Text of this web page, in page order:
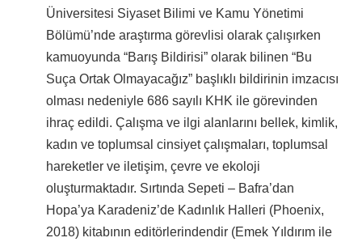
Üniversitesi Siyaset Bilimi ve Kamu Yönetimi
Bölümü’nde araştırma görevlisi olarak çalışırken
kamuoyunda “Barış Bildirisi” olarak bilinen “Bu
Suça Ortak Olmayacağız” başlıklı bildirinin imzacısı
olması nedeniyle 686 sayılı KHK ile görevinden
ihraç edildi. Çalışma ve ilgi alanlarını bellek, kimlik,
kadın ve toplumsal cinsiyet çalışmaları, toplumsal
hareketler ve iletişim, çevre ve ekoloji
oluşturmaktadır. Sırtında Sepeti – Bafra’dan
Hopa’ya Karadeniz’de Kadınlık Halleri (Phoenix,
2018) kitabının editörlerindendir (Emek Yıldırım ile